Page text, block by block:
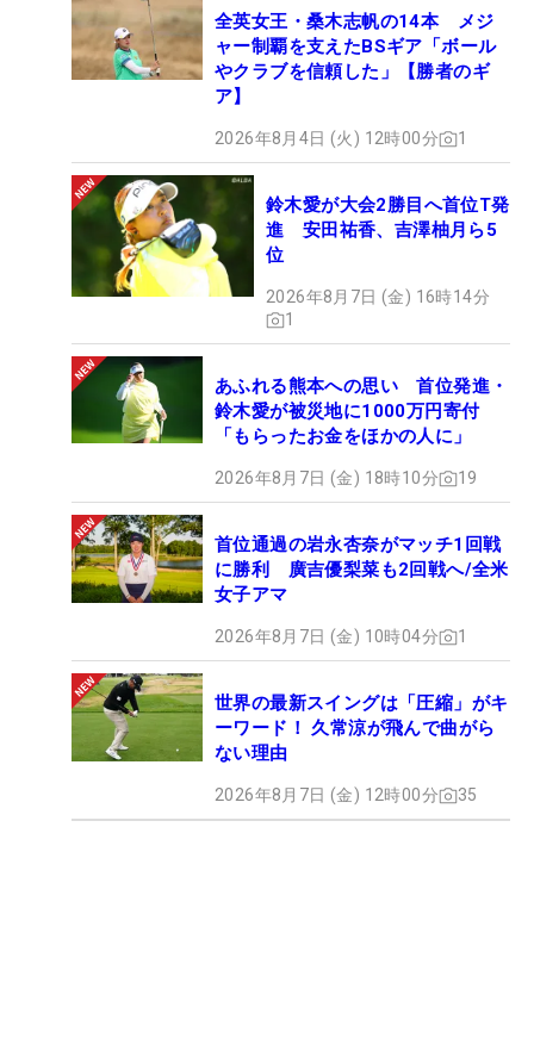
全英女王・桑木志帆の14本 メジ
ャー制覇を支えたBSギア「ボール
やクラブを信頼した」【勝者のギ
ア】
2026年8月4日 (火) 12時00分 1
鈴木愛が大会2勝目へ首位T発
進 安田祐香、吉澤柚月ら5
位
2026年8月7日 (金) 16時14分
1
あふれる熊本への思い 首位発進・
鈴木愛が被災地に1000万円寄付
「もらったお金をほかの人に」
2026年8月7日 (金) 18時10分 19
首位通過の岩永杏奈がマッチ1回戦
に勝利 廣吉優梨菜も2回戦へ/全米
女子アマ
2026年8月7日 (金) 10時04分 1
世界の最新スイングは「圧縮」がキ
ーワード！ 久常涼が飛んで曲がら
ない理由
2026年8月7日 (金) 12時00分 35